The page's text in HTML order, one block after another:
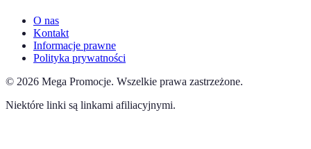
O nas
Kontakt
Informacje prawne
Polityka prywatności
© 2026 Mega Promocje. Wszelkie prawa zastrzeżone.
Niektóre linki są linkami afiliacyjnymi.